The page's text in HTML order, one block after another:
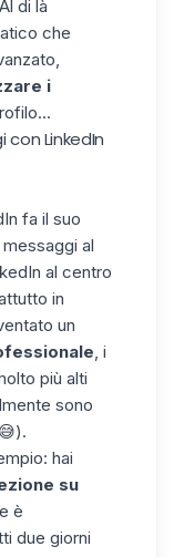
di là
che
i
LinkedIn
fa il suo
al
al centro
in
un
, i
più alti
sono
hai
su
è
due giorni